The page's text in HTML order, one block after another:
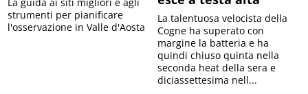
La guida ai siti migliori e agli
strumenti per pianificare
l'osservazione in Valle d'Aosta
La talentuosa velocista della
Cogne ha superato con
margine la batteria e ha
quindi chiuso quinta nella
seconda heat della sera e
diciassettesima nell...